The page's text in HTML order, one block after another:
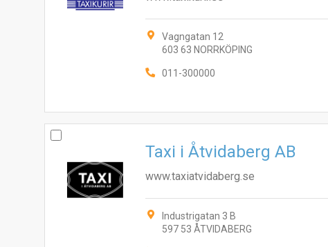
Vagngatan 12
603 63 NORRKÖPING
011-300000
Taxi i Åtvidaberg AB
www.taxiatvidaberg.se
Industrigatan 3 B
597 53 ÅTVIDABERG